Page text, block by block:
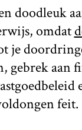
doodleuk
omdat
je
gebrek aan
feit.